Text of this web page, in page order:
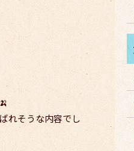
れそうな内容でし